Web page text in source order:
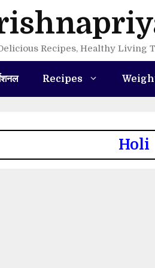
Recipes, Healthy Living
Recipes
Holi